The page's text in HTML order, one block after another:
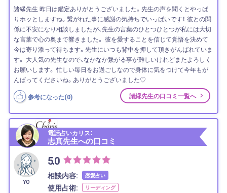
諸縁先生 昨日は鑑定ありがとうございました。先生の声を聞くとやっぱ
りホッとしますね。繋がれた事に感謝の気持ちでいっぱいです！ 彼との関
係に不安になり相談しましたが、先生の言葉のひとつひとつが私には大切
な言葉で心の奥まで響きました。 彼を愛することを信じて覚悟を決めて
今は寄り添って待ちます。先生にいつも背中を押して頂きがんばれていま
す。 大人気の先生なので、なかなか繋がる事が難しいけれどまたよろしく
お願いします。 忙しい毎日をお過ごしなので身体に気をつけて今年もが
んばってくださいね。ありがとうございました♡
参考になった(0) 諸縁先生の口コミ一覧へ
電話占いカリス：
志真先生への口コミ
YO
5.0
相談内容: 恋愛占い
使用占術: リーディング